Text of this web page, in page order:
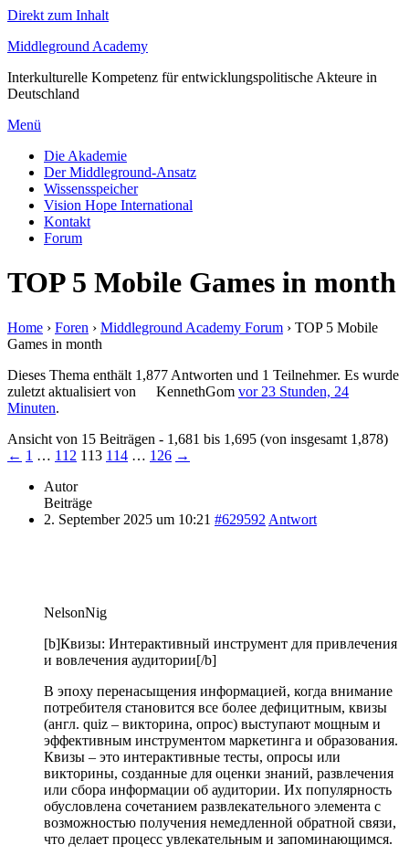
Direkt zum Inhalt
Middleground Academy
Interkulturelle Kompetenz für entwicklungspolitische Akteure in
Deutschland
Menü
Die Akademie
Der Middleground-Ansatz
Wissensspeicher
Vision Hope International
Kontakt
Forum
TOP 5 Mobile Games in month
Home › Foren › Middleground Academy Forum › TOP 5 Mobile
Games in month
Dieses Thema enthält 1,877 Antworten und 1 Teilnehmer. Es wurde
zuletzt aktualisiert von
KennethGom vor 23 Stunden, 24
Minuten.
Ansicht von 15 Beiträgen - 1,681 bis 1,695 (von insgesamt 1,878)
← 1 … 112 113 114 … 126 →
Autor
Beiträge
2. September 2025 um 10:21 #629592 Antwort
NelsonNig
[b]Квизы: Интерактивный инструмент для привлечения
и вовлечения аудитории[/b]
В эпоху перенасыщения информацией, когда внимание
потребителя становится все более дефицитным, квизы
(англ. quiz – викторина, опрос) выступают мощным и
эффективным инструментом маркетинга и образования.
Квизы – это интерактивные тесты, опросы или
викторины, созданные для оценки знаний, развлечения
или сбора информации об аудитории. Их популярность
обусловлена сочетанием развлекательного элемента с
возможностью получения немедленной обратной связи,
что делает процесс увлекательным и запоминающимся.